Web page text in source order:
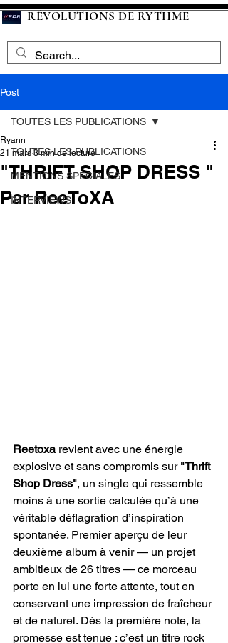
RÉVOLUTIONS DE RYTHME
Post
TOUTES LES PUBLICATIONS
MENTIONS SPECIALES
INTERVIEWS
TOUTES LES PUBLICATIONS
"THRIFT SHOP DRESS "
Par ReeToXA
Ryann
21 mars 3 min de lecture
Reetoxa revient avec une énergie
explosive et sans compromis sur "Thrift
Shop Dress", un single qui ressemble
moins à une sortie calculée qu’à une
véritable déflagration d’inspiration
spontanée. Premier aperçu de leur
deuxième album à venir — un projet
ambitieux de 26 titres — ce morceau
porte en lui une forte attente, tout en
conservant une impression de fraîcheur
et de naturel. Dès la première note, la
promesse est tenue : c’est un titre rock